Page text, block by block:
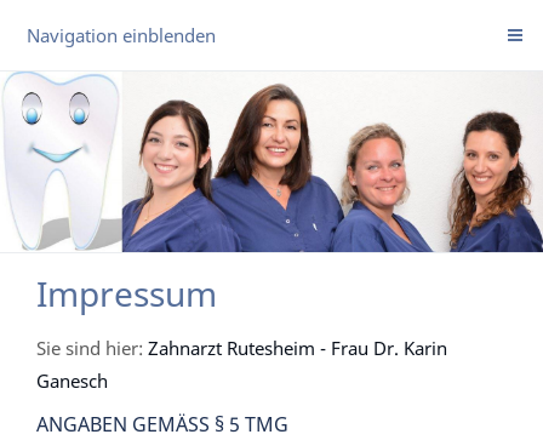
Navigation einblenden
Impressum
Sie sind hier: Zahnarzt Rutesheim - Frau Dr. Karin
Ganesch
ANGABEN GEMÄSS § 5 TMG